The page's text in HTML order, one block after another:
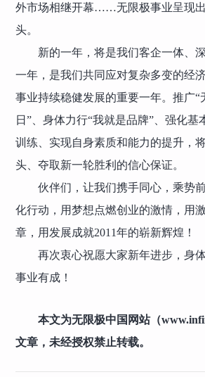
外市场相继开幕……无限极事业呈现
头。
新的一年，将是我们客企一体、
一年，是我们共同应对复杂多变的经
事业持续稳健发展的重要一年。推广“
日”、身体力行“我就是品牌”、强化基
训练、实现自身素质和能力的提升，
头、夺取新一轮胜利的信心保证。
伙伴们，让我们携手同心，乘势
化行动，用梦想点燃创业的激情，用
章，用发展成就2011年的崭新辉煌！
再次衷心祝愿大家新年进步，身
事业有成！
本文为无限极中国网站（
文章，未经授权禁止转载。